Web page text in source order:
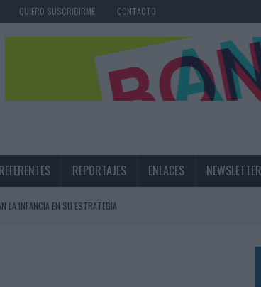
QUIERO SUSCRIBIRME CONTACTO
REPORTAJES ENLACES NEWSLETTER
LOS MEDIOS CONTROLADOS MANTIENEN EL CRECIMIENTO
GLOBAL